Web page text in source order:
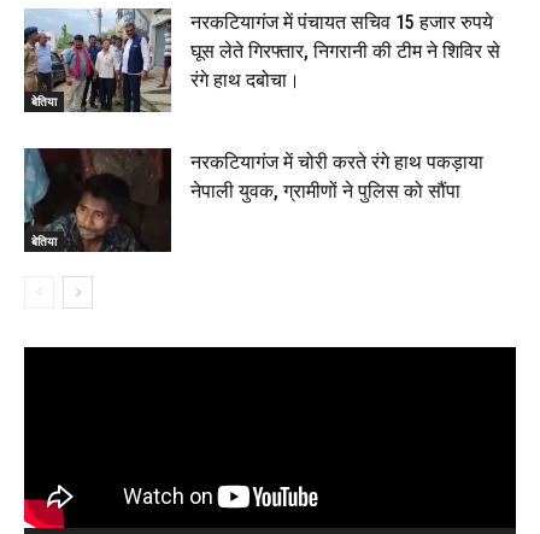
बेतिया
नरकटियागंज में पंचायत सचिव 15 हजार रुपये
घूस लेते गिरफ्तार, निगरानी की टीम ने शिविर से
रंगे हाथ दबोचा।
बेतिया
नरकटियागंज में चोरी करते रंगे हाथ पकड़ाया
नेपाली युवक, ग्रामीणों ने पुलिस को सौंपा